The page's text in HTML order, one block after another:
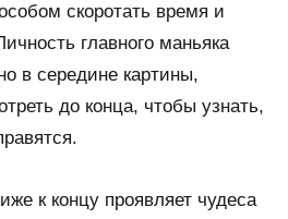
скоротать время и
главного маньяка
в середине картины,
до конца, чтобы узнать,
к концу проявляет чудеса